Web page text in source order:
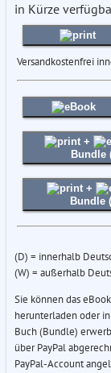
in Kürze
Versandkostenfrei
+
Bundle
+
Bundle
(D) = innerhalb
(W) = außerhalb
Sie können das
herunterladen oder
Buch (Bundle)
über PayPal
PayPal-Account